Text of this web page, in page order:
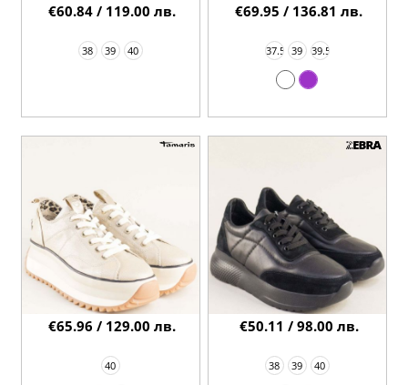
38 39 40
€60.84 / 119.00 лв.
37.5 39 39.5
€69.95 / 136.81 лв.
40
€65.96 / 129.00 лв.
38 39 40
€50.11 / 98.00 лв.